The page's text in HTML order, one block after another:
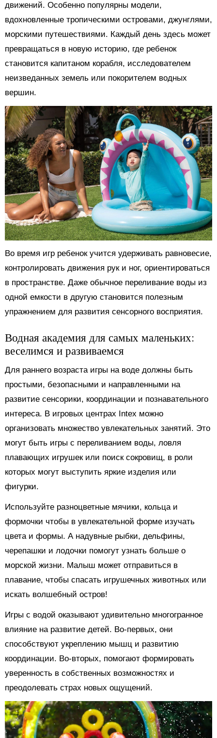
движений. Особенно популярны модели,
вдохновленные тропическими островами, джунглями,
морскими путешествиями. Каждый день здесь может
превращаться в новую историю, где ребенок
становится капитаном корабля, исследователем
неизведанных земель или покорителем водных
вершин.
Во время игр ребенок учится удерживать равновесие,
контролировать движения рук и ног, ориентироваться
в пространстве. Даже обычное переливание воды из
одной емкости в другую становится полезным
упражнением для развития сенсорного восприятия.
Водная академия для самых маленьких:
веселимся и развиваемся
Для раннего возраста игры на воде должны быть
простыми, безопасными и направленными на
развитие сенсорики, координации и познавательного
интереса. В игровых центрах Intex можно
организовать множество увлекательных занятий. Это
могут быть игры с переливанием воды, ловля
плавающих игрушек или поиск сокровищ, в роли
которых могут выступить яркие изделия или
фигурки.
Используйте разноцветные мячики, кольца и
формочки чтобы в увлекательной форме изучать
цвета и формы. А надувные рыбки, дельфины,
черепашки и лодочки помогут узнать больше о
морской жизни. Малыш может отправиться в
плавание, чтобы спасать игрушечных животных или
искать волшебный остров!
Игры с водой оказывают удивительно многогранное
влияние на развитие детей. Во-первых, они
способствуют укреплению мышц и развитию
координации. Во-вторых, помогают формировать
уверенность в собственных возможностях и
преодолевать страх новых ощущений.